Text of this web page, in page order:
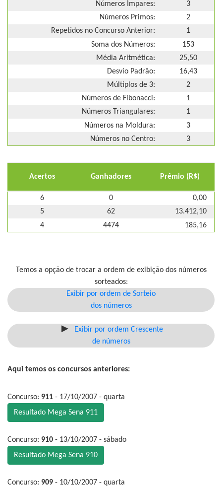
Números Ímpares:
3
Números Primos:
2
Repetidos no Concurso Anterior:
1
Soma dos Números:
153
Média Aritmética:
25,50
Desvio Padrão:
16,43
Múltiplos de 3:
2
Números de Fibonacci:
1
Números Triangulares:
1
Números na Moldura:
3
Números no Centro:
3
Acertos Ganhadores Prêmio (R$)
6 0
0,00
5
62
13.412,10
4
4474 185,16
Temos a opção de trocar a ordem de exibição dos números
sorteados:
Exibir por ordem de Sorteio
dos números
Exibir por ordem Crescente
de números
Aqui temos os concursos anteriores:
Concurso: 911 - 17/10/2007 - quarta
Resultado Mega Sena 911
Concurso: 910 - 13/10/2007 - sábado
Resultado Mega Sena 910
Concurso: 909 - 10/10/2007 - quarta